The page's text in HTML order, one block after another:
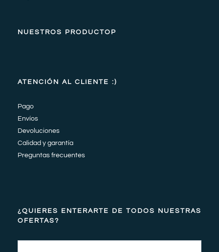
NUESTROS PRODUCTOP
ATENCIÓN AL CLIENTE :)
Pago
Envíos
Devoluciones
Calidad y garantía
Preguntas frecuentes
¿QUIERES ENTERARTE DE TODOS NUESTRAS
OFERTAS?